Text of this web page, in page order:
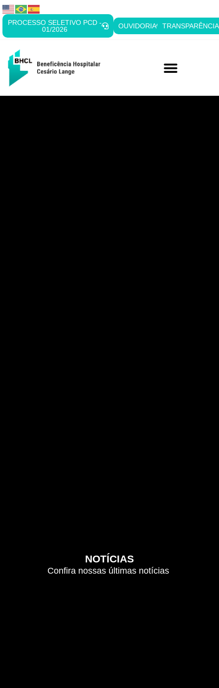
PROCESSO SELETIVO PCD -
01/2026
OUVIDORIA TRANSPARÊNCIA
NOTÍCIAS
Confira nossas últimas notícias